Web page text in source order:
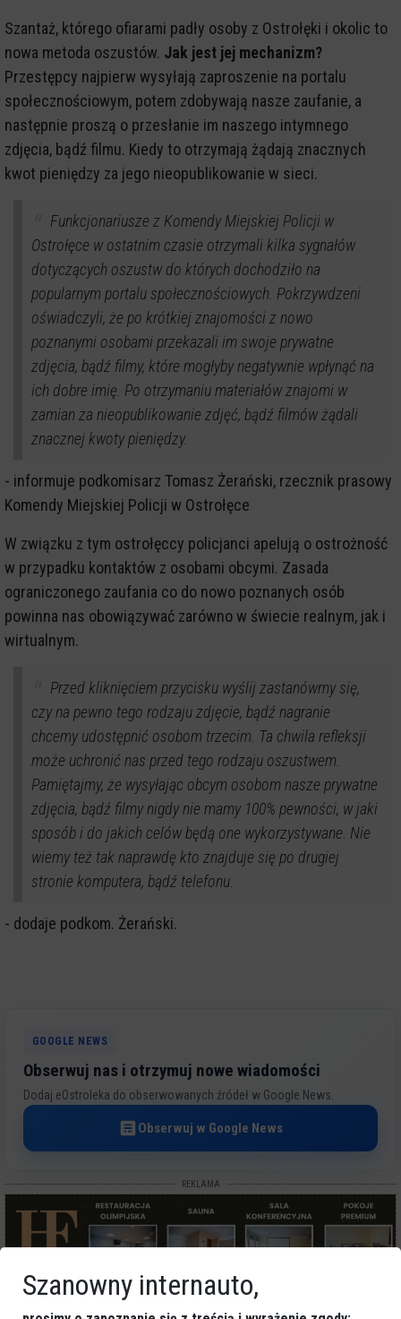
Szantaż, którego ofiarami padły osoby z Ostrołęki i okolic to
nowa metoda oszustów. Jak jest jej mechanizm?
Przestępcy najpierw wysyłają zaproszenie na portalu
społecznościowym, potem zdobywają nasze zaufanie, a
następnie proszą o przesłanie im naszego intymnego
zdjęcia, bądź filmu. Kiedy to otrzymają żądają znacznych
kwot pieniędzy za jego nieopublikowanie w sieci.
Funkcjonariusze z Komendy Miejskiej Policji w
Ostrołęce w ostatnim czasie otrzymali kilka sygnałów
dotyczących oszustw do których dochodziło na
popularnym portalu społecznościowych. Pokrzywdzeni
oświadczyli, że po krótkiej znajomości z nowo
poznanymi osobami przekazali im swoje prywatne
zdjęcia, bądź filmy, które mogłyby negatywnie wpłynąć na
ich dobre imię. Po otrzymaniu materiałów znajomi w
zamian za nieopublikowanie zdjęć, bądź filmów żądali
znacznej kwoty pieniędzy.
- informuje podkomisarz Tomasz Żerański, rzecznik prasowy
Komendy Miejskiej Policji w Ostrołęce
W związku z tym ostrołęccy policjanci apelują o ostrożność
w przypadku kontaktów z osobami obcymi. Zasada
ograniczonego zaufania co do nowo poznanych osób
powinna nas obowiązywać zarówno w świecie realnym, jak i
wirtualnym.
Przed kliknięciem przycisku wyślij zastanówmy się,
czy na pewno tego rodzaju zdjęcie, bądź nagranie
chcemy udostępnić osobom trzecim. Ta chwila refleksji
może uchronić nas przed tego rodzaju oszustwem.
Pamiętajmy, że wysyłając obcym osobom nasze prywatne
zdjęcia, bądź filmy nigdy nie mamy 100% pewności, w jaki
sposób i do jakich celów będą one wykorzystywane. Nie
wiemy też tak naprawdę kto znajduje się po drugiej
stronie komputera, bądź telefonu.
- dodaje podkom. Żerański.
GOOGLE NEWS
Obserwuj nas i otrzymuj nowe wiadomości
Dodaj eOstroleka do obserwowanych źródeł w Google News.
Obserwuj w Google News
REKLAMA
Szanowny internauto,